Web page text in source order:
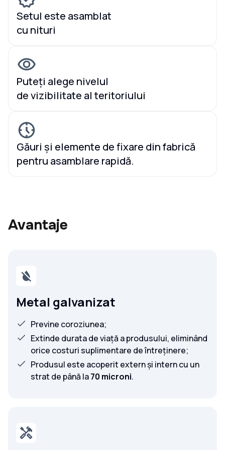
Setul este asamblat
cu nituri
Puteți alege nivelul
de vizibilitate al teritoriului
Găuri și elemente de fixare din fabrică
pentru asamblare rapidă.
Avantaje
Metal galvanizat
Previne coroziunea;
Extinde durata de viață a produsului, eliminând
orice costuri suplimentare de întreținere;
Produsul este acoperit extern și intern cu un
strat de până la70 microni.